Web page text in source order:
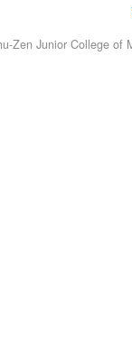
Zen Junior College of